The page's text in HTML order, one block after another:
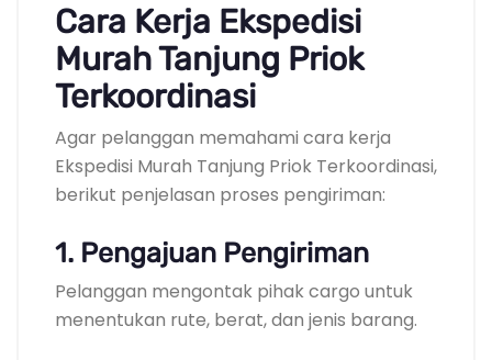
Cara Kerja Ekspedisi
Murah Tanjung Priok
Terkoordinasi
Agar pelanggan memahami cara kerja
Ekspedisi Murah Tanjung Priok Terkoordinasi,
berikut penjelasan proses pengiriman:
1. Pengajuan Pengiriman
Pelanggan mengontak pihak cargo untuk
menentukan rute, berat, dan jenis barang.